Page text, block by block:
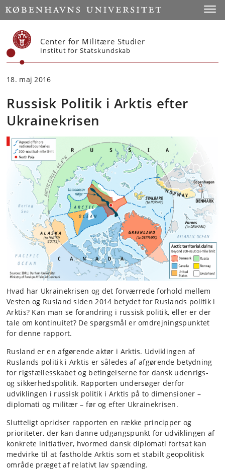
Start
Center for Militære Studier
Institut for Statskundskab
18. maj 2016
Russisk Politik i Arktis efter
Ukrainekrisen
Hvad har Ukrainekrisen og det forværrede forhold mellem
Vesten og Rusland siden 2014 betydet for Ruslands politik i
Arktis? Kan man se forandring i russisk politik, eller er der
tale om kontinuitet? De spørgsmål er omdrejningspunktet
for denne rapport.
Rusland er en afgørende aktør i Arktis. Udviklingen af
Ruslands politik i Arktis er således af afgørende betydning
for rigsfællesskabet og betingelserne for dansk udenrigs-
og sikkerhedspolitik. Rapporten undersøger derfor
udviklingen i russisk politik i Arktis på to dimensioner –
diplomati og militær – før og efter Ukrainekrisen.
Slutteligt opridser rapporten en række principper og
prioriteter, der kan danne udgangspunkt for udviklingen af
konkrete initiativer, hvormed dansk diplomati fortsat kan
medvirke til at fastholde Arktis som et stabilt geopolitisk
område præget af relativt lav spænding.